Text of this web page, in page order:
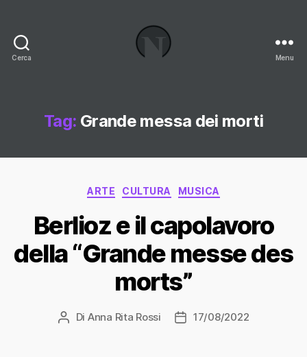
Cerca
Blog
Menu
Tag: Grande messa dei morti
Categorie
ARTE CULTURA MUSICA
Berlioz e il capolavoro
della “Grande messe des
morts”
Autore
Di Anna Rita Rossi
Data17/08/2022